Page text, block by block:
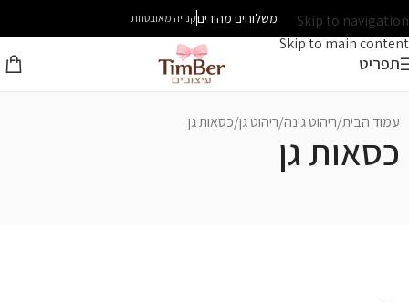
Skip to navigation
Skip to main content
משלוחים מהיריםקנייה מאובטחת
תפריט
עמוד הבית ריהוט גינה ריהוט גן כסאות גן
כסאות גן